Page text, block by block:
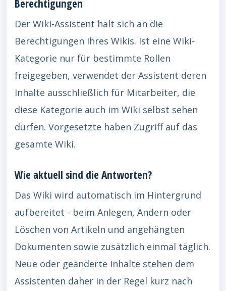
Berechtigungen
Der Wiki-Assistent hält sich an die
Berechtigungen Ihres Wikis. Ist eine Wiki-
Kategorie nur für bestimmte Rollen
freigegeben, verwendet der Assistent deren
Inhalte ausschließlich für Mitarbeiter, die
diese Kategorie auch im Wiki selbst sehen
dürfen. Vorgesetzte haben Zugriff auf das
gesamte Wiki.
Wie aktuell sind die Antworten?
Das Wiki wird automatisch im Hintergrund
aufbereitet - beim Anlegen, Ändern oder
Löschen von Artikeln und angehängten
Dokumenten sowie zusätzlich einmal täglich.
Neue oder geänderte Inhalte stehen dem
Assistenten daher in der Regel kurz nach